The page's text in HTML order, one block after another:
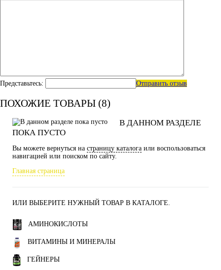
Представьтесь: Отправить отзыв
ПОХОЖИЕ ТОВАРЫ (8)
В ДАННОМ РАЗДЕЛЕ
ПОКА ПУСТО
Вы можете вернуться на страницу каталога или воспользоваться
навигацией или поиском по сайту.
Главная страница
ИЛИ ВЫБЕРИТЕ НУЖНЫЙ ТОВАР В КАТАЛОГЕ.
АМИНОКИСЛОТЫ
ВИТАМИНЫ И МИНЕРАЛЫ
ГЕЙНЕРЫ